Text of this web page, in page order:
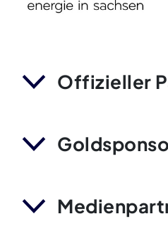
Offizieller